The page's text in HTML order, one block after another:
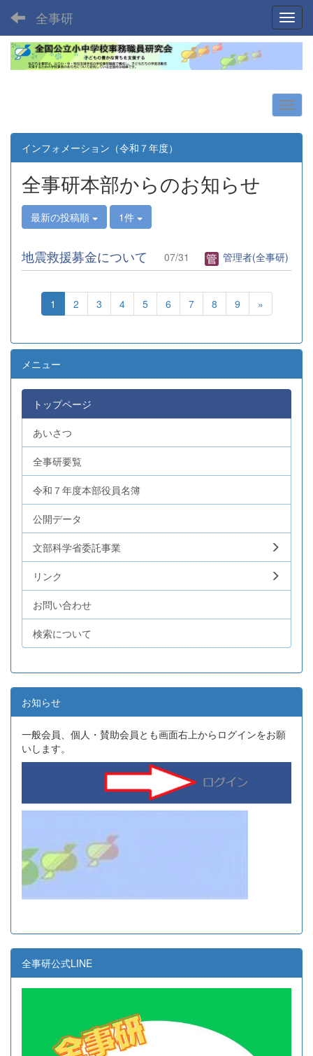
全事研
インフォメーション（令和７年度）
全事研本部からのお知らせ
最新の投稿順 1件
地震救援募金について 07/31 管理者(全事研)
1 2 3 4 5 6 7 8 9 »
メニュー
トップページ
あいさつ
全事研要覧
令和７年度本部役員名簿
公開データ
文部科学省委託事業
リンク
お問い合わせ
検索について
お知らせ
一般会員、個人・賛助会員とも画面右上からログインをお願
いします。
全事研公式LINE